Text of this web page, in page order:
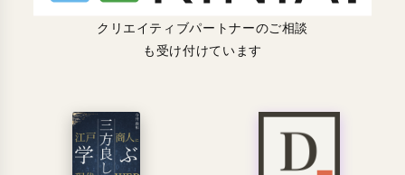
クリエイティブパートナーのご相談
も受け付けています